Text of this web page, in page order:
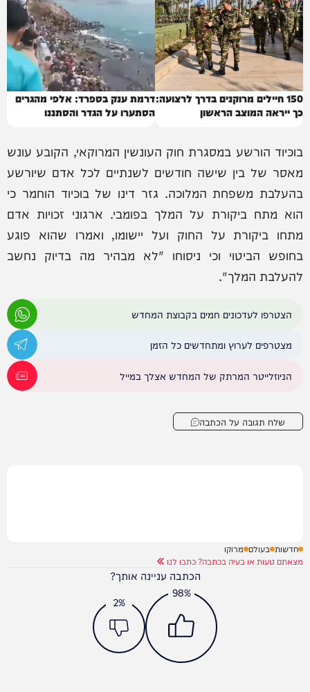
150 חיילים מרוקנים בדרך לרצועה:
כך ייראה המוצב הראשון
דרמת ענק בספרד: אלפי מהגרים
הסתערו על הגדר והסתננו
בוכּיוד הורשע במסגרת חוק העונשין המרוקאי, הקובע עונש
מאסר של בין שישה חודשים לשנתיים לכל אדם שיורשע
בהעלבת משפחת המלוכה. גזר דינו של בוכּיוד הוחמר כי
הוא מתח ביקורת על המלך בפומבי. ארגוני זכויות אדם
מתחו ביקורת על החוק ועל יישומו, ואמרו שהוא פוגע
בחופש הביטוי וכי ניסוחו "לא מבהיר מה בדיוק נחשב
להעלבת המלך".
הצטרפו לעדכונים חמים בקבוצת המחדש
מצטרפים לערוץ ומתחדשים כל הזמן
הניוזלייטר המרתק של המחדש אצלך במייל
שלח תגובה על הכתבה
חדשות בעולם מרוקו
מצאתם טעות או בעיה בכתבה? כתבו לנו
הכתבה עניינה אותך?
98%
2%